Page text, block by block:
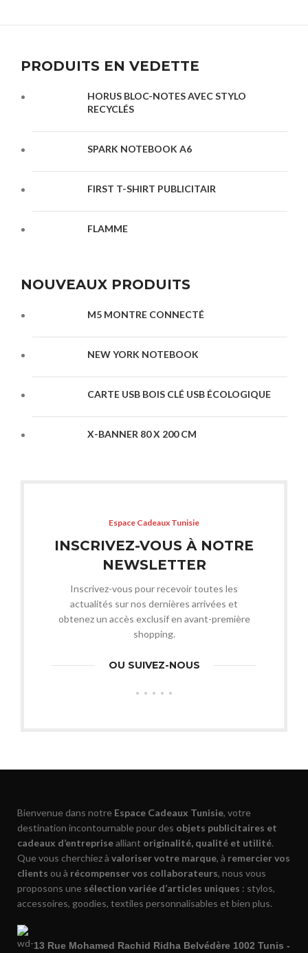
PRODUITS EN VEDETTE
HORUS BLOC-NOTES AVEC STYLO
RECYCLÉS
SPARK NOTEBOOK A6
FIRST T-SHIRT PUBLICITAIR
FLAMME
NOUVEAUX PRODUITS
M5 MONTRE CONNECTÉ
NEW YORK NOTEBOOK
CARTE USB BOIS CLÉ USB ÉCOLOGIQUE
X-BANNER 80 X 200 CM
Espace Cadeaux Tunisie
INSCRIVEZ-VOUS À NOTRE
NEWSLETTER
Inscrivez-vous pour recevoir toutes les
actualités sur nos dernières arrivées et
obtenez un accès exclusif en avant-première
shopping.
OU SUIVEZ-NOUS
Bienvenue dans notre Espace Cadeaux Tunisie, votre
destination incontournable pour des objets publicitaires et
cadeaux d’entreprisealliant originalité, qualité et utilité.
Que vous cherchiez à valoriser votre marque, à remercier vos
clients ou à récompenser vos collaborateurs, nous vous
proposons une sélection variée d’articles uniques : stylos,
accessoires, goodies, textiles personnalisables et bien plus.
13 Rue Mohamed Rachid Ridha Belvédère 1002 Tunis -